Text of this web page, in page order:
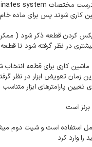
کاری شوند پس برای ماده خام
کردن قطعه ذکر شود (
در نظر گرفته شود تا
ماشین کاری برای قطعه انتخاب
زمان تعویض ابزار در نظر
تعیین پارامترهای ابزار
استفاده است و شیت دوم
را وارد کرد